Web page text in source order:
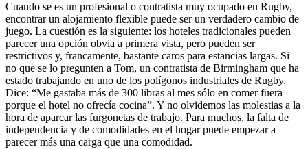
Cuando se es un profesional o contratista muy ocupado en Rugby,
encontrar un alojamiento flexible puede ser un verdadero cambio de
juego. La cuestión es la siguiente: los hoteles tradicionales pueden
parecer una opción obvia a primera vista, pero pueden ser
restrictivos y, francamente, bastante caros para estancias largas. Si
no que se lo pregunten a Tom, un contratista de Birmingham que ha
estado trabajando en uno de los polígonos industriales de Rugby.
Dice: “Me gastaba más de 300 libras al mes sólo en comer fuera
porque el hotel no ofrecía cocina”. Y no olvidemos las molestias a la
hora de aparcar las furgonetas de trabajo. Para muchos, la falta de
independencia y de comodidades en el hogar puede empezar a
parecer más una carga que una comodidad.